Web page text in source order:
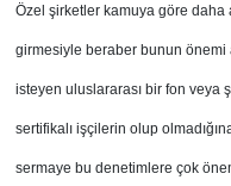
Özel şirketler kamuya göre daha
girmesiyle beraber bunun önemi
isteyen uluslararası bir fon veya
sertifikalı işçilerin olup
sermaye bu denetimlere çok